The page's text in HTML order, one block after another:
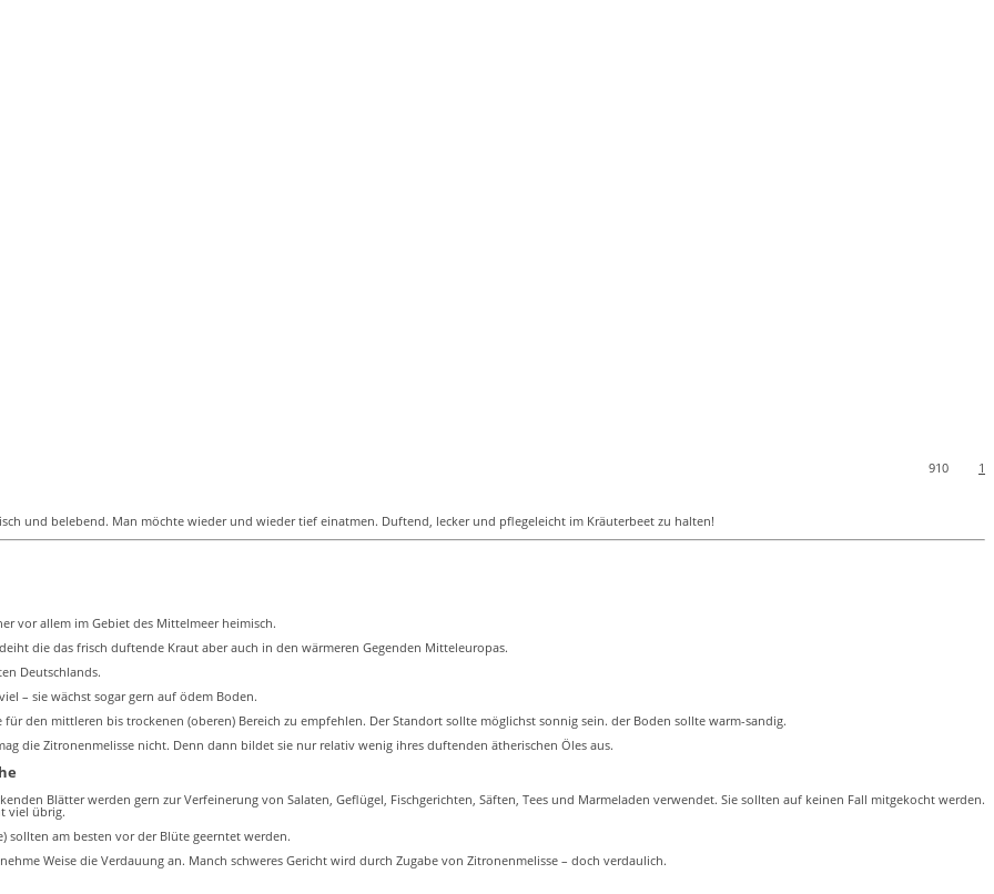
1
910
und belebend. Man möchte wieder und wieder tief einatmen. Duftend, lecker und pflegeleicht im Kräuterbeet zu halten!
vor allem im Gebiet des Mittelmeer heimisch.
die das frisch duftende Kraut aber auch in den wärmeren Gegenden Mitteleuropas.
Deutschlands.
– sie wächst sogar gern auf ödem Boden.
für den mittleren bis trockenen (oberen) Bereich zu empfehlen. Der Standort sollte möglichst sonnig sein. der Boden sollte warm-sandig.
die Zitronenmelisse nicht. Denn dann bildet sie nur relativ wenig ihres duftenden ätherischen Öles aus.
Blätter werden gern zur Verfeinerung von Salaten, Geflügel, Fischgerichten, Säften, Tees und Marmeladen verwendet. Sie sollten auf keinen Fall mitgekocht werden.
viel übrig.
sollten am besten vor der Blüte geerntet werden.
Weise die Verdauung an. Manch schweres Gericht wird durch Zugabe von Zitronenmelisse – doch verdaulich.